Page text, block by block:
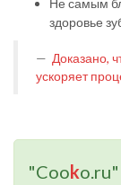
здоровье
Доказано,
ускоряет
"Cook